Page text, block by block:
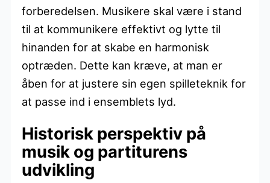
forberedelsen. Musikere skal være i stand
til at kommunikere effektivt og lytte til
hinanden for at skabe en harmonisk
optræden. Dette kan kræve, at man er
åben for at justere sin egen spilleteknik for
at passe ind i ensemblets lyd.
Historisk perspektiv på
musik og partiturens
udvikling